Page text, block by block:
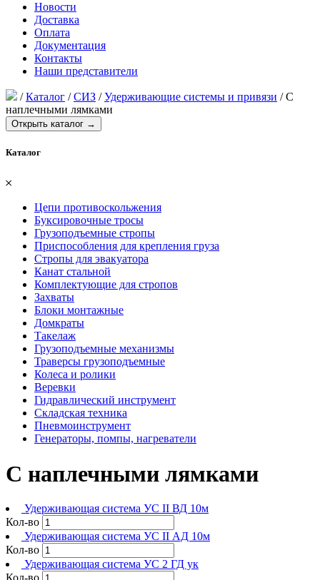
Новости
Доставка
Оплата
Документация
Контакты
Наши представители
/Каталог /СИЗ /Удерживающие системы и привязи /С
наплечными лямками
Открыть каталог →
Каталог
𐄂
Цепи противоскольжения
Буксировочные тросы
Грузоподъемные стропы
Приспособления для крепления груза
Стропы для эвакуатора
Канат стальной
Комплектующие для стропов
Захваты
Блоки монтажные
Домкраты
Такелаж
Грузоподъемные механизмы
Траверсы грузоподъемные
Колеса и ролики
Веревки
Гидравлический инструмент
Складская техника
Пневмоинструмент
Генераторы, помпы, нагреватели
С наплечными лямками
Удерживающая система УС II ВД 10м
Кол-во
Удерживающая система УС II АД 10м
Кол-во
Удерживающая система УС 2 ГД ук